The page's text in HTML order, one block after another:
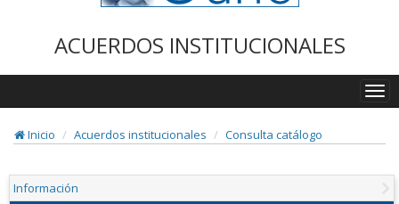
ACUERDOS INSTITUCIONALES
Inicio
Acuerdos institucionales Consulta catálogo
Información